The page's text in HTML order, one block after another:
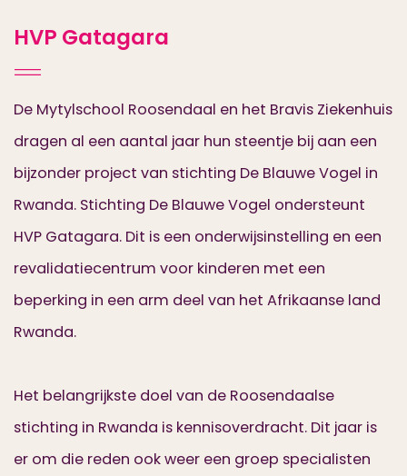
HVP Gatagara
De Mytylschool Roosendaal en het Bravis Ziekenhuis
dragen al een aantal jaar hun steentje bij aan een
bijzonder project van stichting De Blauwe Vogel in
Rwanda. Stichting De Blauwe Vogel ondersteunt
HVP Gatagara. Dit is een onderwijsinstelling en een
revalidatiecentrum voor kinderen met een
beperking in een arm deel van het Afrikaanse land
Rwanda.
Het belangrijkste doel van de Roosendaalse
stichting in Rwanda is kennisoverdracht. Dit jaar is
er om die reden ook weer een groep specialisten